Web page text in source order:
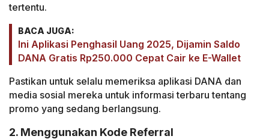
tertentu.
BACA JUGA:
Ini Aplikasi Penghasil Uang 2025, Dijamin Saldo
DANA Gratis Rp250.000 Cepat Cair ke E-Wallet
Pastikan untuk selalu memeriksa aplikasi DANA dan
media sosial mereka untuk informasi terbaru tentang
promo yang sedang berlangsung.
2. Menggunakan Kode Referral